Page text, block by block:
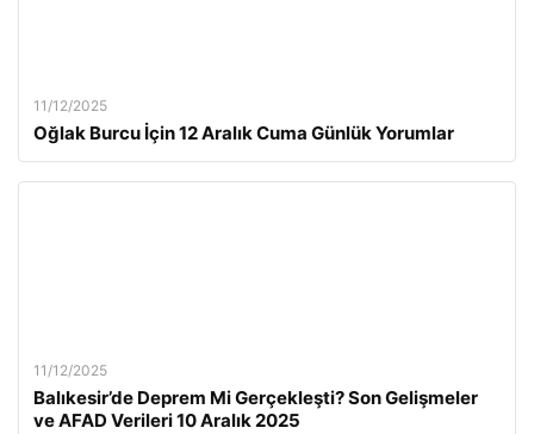
11/12/2025
Oğlak Burcu İçin 12 Aralık Cuma Günlük Yorumlar
11/12/2025
Balıkesir’de Deprem Mi Gerçekleşti? Son Gelişmeler
ve AFAD Verileri 10 Aralık 2025